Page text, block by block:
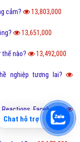
cảm? 13,803,000
13,651,000
thế nào? 13,492,000
nghiệp tương lai?
Facebook?
Chat hỗ trợ